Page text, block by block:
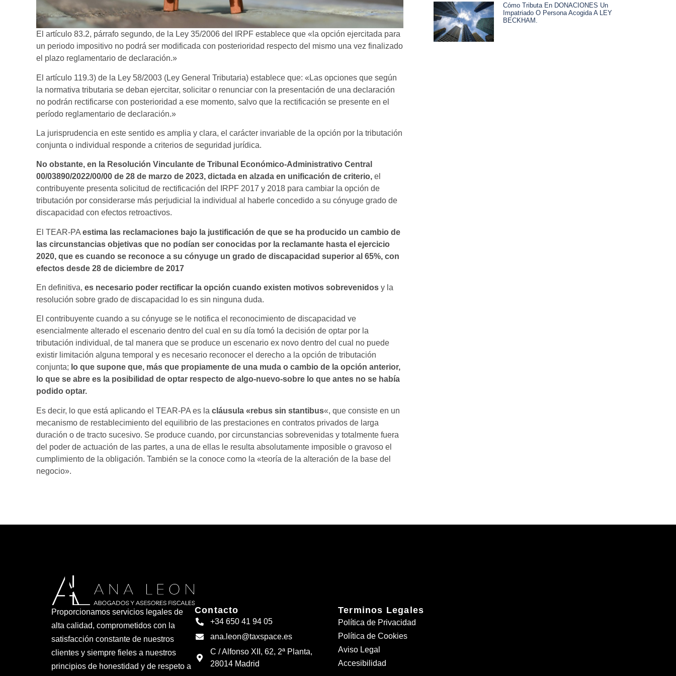
El artículo 83.2, párrafo segundo, de la Ley 35/2006 del IRPF establece que «la opción ejercitada para
un periodo impositivo no podrá ser modificada con posterioridad respecto del mismo una vez finalizado
el plazo reglamentario de declaración.»
El artículo 119.3) de la Ley 58/2003 (Ley General Tributaria) establece que: «Las opciones que según
la normativa tributaria se deban ejercitar, solicitar o renunciar con la presentación de una declaración
no podrán rectificarse con posterioridad a ese momento, salvo que la rectificación se presente en el
período reglamentario de declaración.»
La jurisprudencia en este sentido es amplia y clara, el carácter invariable de la opción por la tributación
conjunta o individual responde a criterios de seguridad jurídica.
No obstante, en la Resolución Vinculante de Tribunal Económico-Administrativo Central
00/03890/2022/00/00 de 28 de marzo de 2023, dictada en alzada en unificación de criterio, el
contribuyente presenta solicitud de rectificación del IRPF 2017 y 2018 para cambiar la opción de
tributación por considerarse más perjudicial la individual al haberle concedido a su cónyuge grado de
discapacidad con efectos retroactivos.
El TEAR-PA estima las reclamaciones bajo la justificación de que se ha producido un cambio de
las circunstancias objetivas que no podían ser conocidas por la reclamante hasta el ejercicio
2020, que es cuando se reconoce a su cónyuge un grado de discapacidad superior al 65%, con
efectos desde 28 de diciembre de 2017
En definitiva, es necesario poder rectificar la opción cuando existen motivos sobrevenidos y la
resolución sobre grado de discapacidad lo es sin ninguna duda.
El contribuyente cuando a su cónyuge se le notifica el reconocimiento de discapacidad ve
esencialmente alterado el escenario dentro del cual en su día tomó la decisión de optar por la
tributación individual, de tal manera que se produce un escenario ex novo dentro del cual no puede
existir limitación alguna temporal y es necesario reconocer el derecho a la opción de tributación
conjunta; lo que supone que, más que propiamente de una muda o cambio de la opción anterior,
lo que se abre es la posibilidad de optar respecto de algo-nuevo-sobre lo que antes no se había
podido optar.
Es decir, lo que está aplicando el TEAR-PA es la cláusula «rebus sin stantibus«, que consiste en un
mecanismo de restablecimiento del equilibrio de las prestaciones en contratos privados de larga
duración o de tracto sucesivo. Se produce cuando, por circunstancias sobrevenidas y totalmente fuera
del poder de actuación de las partes, a una de ellas le resulta absolutamente imposible o gravoso el
cumplimiento de la obligación. También se la conoce como la «teoría de la alteración de la base del
negocio».
Cómo Tributa En DONACIONES Un
Impatriado O Persona Acogida A LEY
BECKHAM.
Proporcionamos servicios legales de
alta calidad, comprometidos con la
satisfacción constante de nuestros
clientes y siempre fieles a nuestros
principios de honestidad y de respeto a
Contacto
+34 650 41 94 05
ana.leon@taxspace.es
C / Alfonso XII, 62, 2ª Planta,
28014 Madrid
Terminos Legales
Política de Privacidad
Política de Cookies
Aviso Legal
Accesibilidad